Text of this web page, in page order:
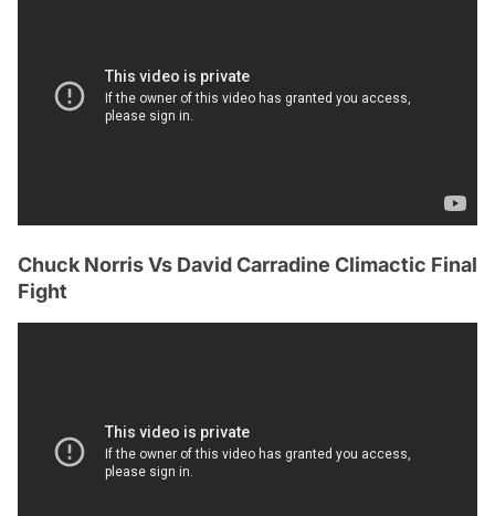
Chuck Norris Vs David Carradine Climactic Final
Fight